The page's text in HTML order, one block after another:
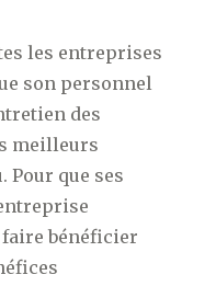
les entreprises
son personnel
des
meilleurs
Pour que ses
bénéficier